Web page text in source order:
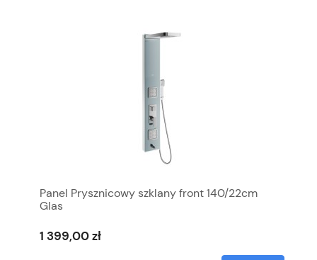
Panel Prysznicowy szklany front 140/22cm
Glas
1 399,00 zł